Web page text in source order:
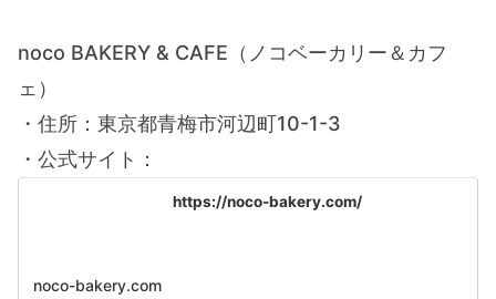
noco BAKERY & CAFE（ノコベーカリー＆カフ
ェ）
・住所：東京都青梅市河辺町10-1-3
・公式サイト：
https://noco-bakery.com/
noco-bakery.com